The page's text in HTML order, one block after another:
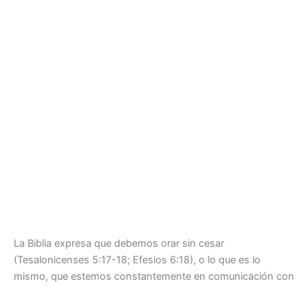
La Biblia expresa que debemos orar sin cesar
(Tesalonicenses 5:17-18; Efesios 6:18), o lo que es lo
mismo, que estemos constantemente en comunicación con